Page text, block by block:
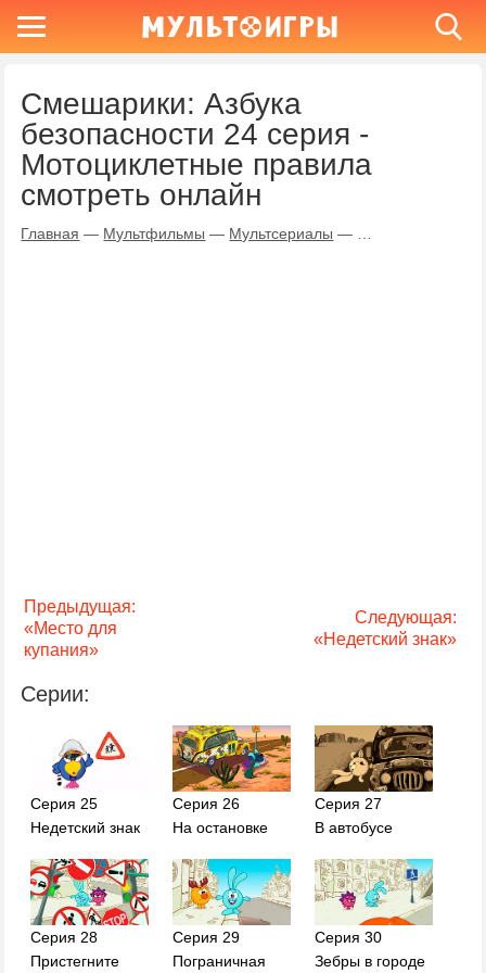
Смешарики: Азбука
безопасности 24 серия -
Мотоциклетные правила
смотреть онлайн
Главная — Мультфильмы — Мультсериалы —
Предыдущая:
«Место для
купания»
Следующая:
«Недетский знак»
Серии:
Серия 25
Недетский знак
Серия 26
На остановке
Серия 27
В автобусе
Серия 28
Пристегните
Серия 29
Пограничная
Серия 30
Зебры в городе